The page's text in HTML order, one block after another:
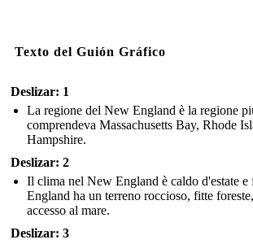
Texto del Guión Gráfico
Deslizar: 1
La regione del New England è la regione
comprendeva Massachusetts Bay, Rhode
Hampshire.
Deslizar: 2
Il clima nel New England è caldo d'estate
England ha un terreno roccioso, fitte
accesso al mare.
Deslizar: 3